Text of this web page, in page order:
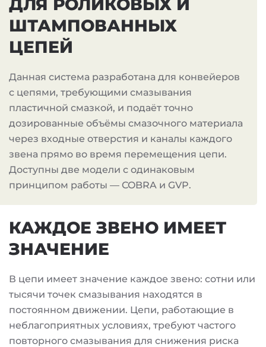
ДЛЯ РОЛИКОВЫХ И
ШТАМПОВАННЫХ
ЦЕПЕЙ
Данная система разработана для конвейеров
с цепями, требующими смазывания
пластичной смазкой, и подаёт точно
дозированные объёмы смазочного материала
через входные отверстия и каналы каждого
звена прямо во время перемещения цепи.
Доступны две модели с одинаковым
принципом работы — COBRA и GVP.
КАЖДОЕ ЗВЕНО ИМЕЕТ
ЗНАЧЕНИЕ
В цепи имеет значение каждое звено: сотни или
тысячи точек смазывания находятся в
постоянном движении. Цепи, работающие в
неблагоприятных условиях, требуют частого
повторного смазывания для снижения риска